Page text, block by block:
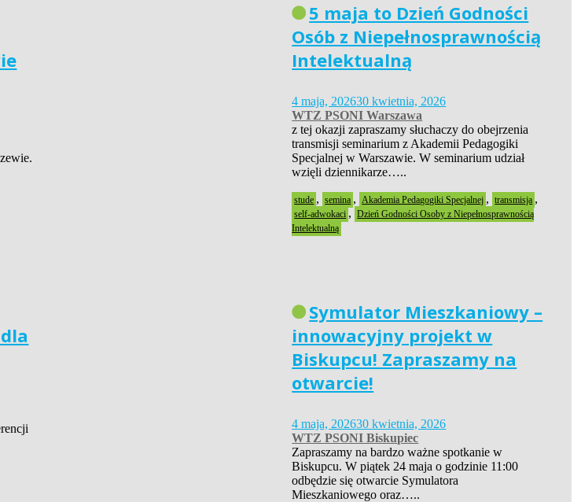
5 maja to Dzień Godności
Osób z Niepełnosprawnością
Intelektualną
4 maja, 202630 kwietnia, 2026
WTZ PSONI Warszawa
z tej okazji zapraszamy słuchaczy do obejrzenia
transmisji seminarium z Akademii Pedagogiki
Specjalnej w Warszawie. W seminarium udział
wzięli dziennikarze…..
stude , semina , Akademia Pedagogiki Specjalnej , transmisja ,
self-adwokaci , Dzień Godności Osoby z Niepełnosprawnością
Intelektualną
Symulator Mieszkaniowy –
innowacyjny projekt w
Biskupcu! Zapraszamy na
otwarcie!
4 maja, 202630 kwietnia, 2026
WTZ PSONI Biskupiec
Zapraszamy na bardzo ważne spotkanie w
Biskupcu. W piątek 24 maja o godzinie 11:00
odbędzie się otwarcie Symulatora
Mieszkaniowego oraz…..